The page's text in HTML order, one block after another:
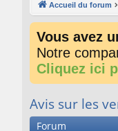
Accueil du forum
Vous avez
Notre
Cliquez ici
Avis sur les
Forum